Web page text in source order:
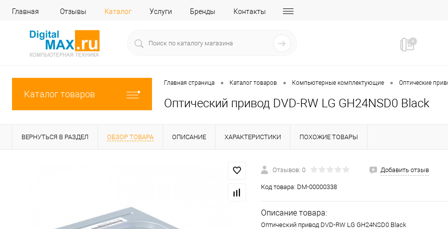
Главная Отзывы Каталог Услуги Бренды Контакты
Каталог товаров
Главная страница • Каталог товаров • Компьютерные комплектующие • Оптические
Оптический привод DVD-RW LG GH24NSD0 Black
ВЕРНУТЬСЯ В РАЗДЕЛ ОБЗОР ТОВАРА ОПИСАНИЕ ХАРАКТЕРИСТИКИ ПОХОЖИЕ ТОВАРЫ
Отзывов: 0 Добавить отзыв
Код товара: DM-00000338
Описание товара:
Оптический привод DVD-RW LG GH24NSD0 Black